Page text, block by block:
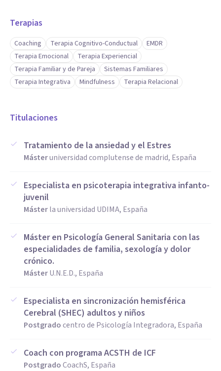
seguir síntomas para procesar aquellas escenas necesarias
para poder mantener los resultados a largo plazo. Agrupar
todos estos conocimientos es la ambiciosa meta de la
terapia integrativa. Y si bien es una meta amplia, lo
importante es el camino; parar en cada caso y adaptar los
Terapias
Coaching Terapia Cognitivo-Conductual
EMDR
Terapia Emocional
Terapia Experiencial
Terapia Familiar y de Pareja
Sistemas Familiares
Terapia Integrativa
Mindfulness Terapia Relacional
Titulaciones
Tratamiento de la ansiedad y el Estres
Másteruniversidad complutense de madrid, España
Especialista en psicoterapia integrativa infanto-
juvenil
Másterla universidad UDIMA, España
Máster en Psicología General Sanitaria con las
especialidades de familia, sexología y dolor
crónico.
MásterU.N.E.D., España
Especialista en sincronización hemisférica
Cerebral (SHEC) adultos y niños
Postgradocentro de Psicología Integradora, España
Coach con programa ACSTH de ICF
PostgradoCoachS, España